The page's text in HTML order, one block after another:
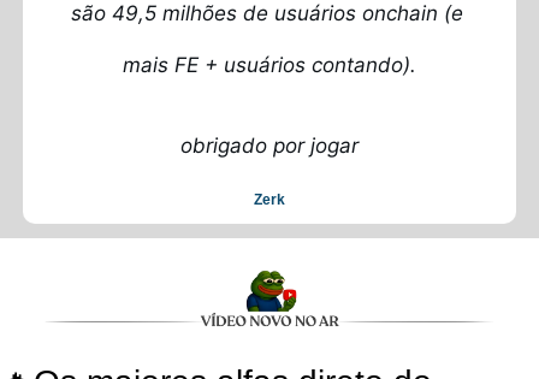
são 49,5 milhões de usuários onchain (e
mais FE + usuários contando).
obrigado por jogar
Zerk